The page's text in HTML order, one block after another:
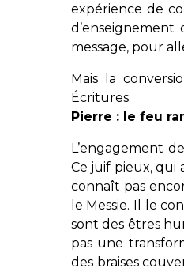
expérience de
message, pour
Mais la
Écritures.
Pierre : le feu
L’engagement
Ce juif pieux, qui
connaît pas
le Messie. Il le
sont des êtres
pas une
des braises